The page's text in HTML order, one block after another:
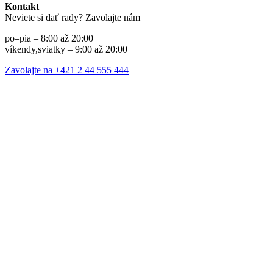
Kontakt
Neviete si dať rady? Zavolajte nám
po–pia – 8:00 až 20:00
víkendy,sviatky – 9:00 až 20:00
Zavolajte na +421 2 44 555 444